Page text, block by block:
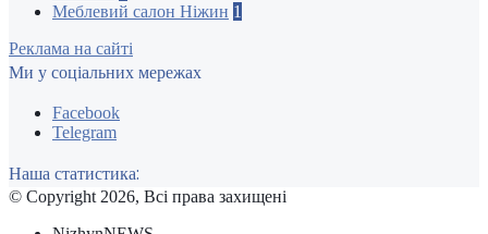
Меблевий салон Ніжин 1
Реклама на сайті
Ми у соціальних мережах
Facebook
Telegram
Наша статистика:
© Copyright 2026, Всі права захищені